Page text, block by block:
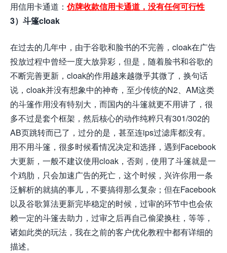
用信用卡通道： 仿牌收款信用卡通道，没有任何可行性
3）斗篷cloak
在过去的几年中，由于谷歌和脸书的不完善，cloak在广告
投放过程中曾经一度大放异彩，但是，随着脸书和谷歌的
不断完善更新，cloak的作用越来越微乎其微了，换句话
说，cloak并没有想象中的神奇，至少传统的N2、AM这类
的斗篷作用没有特别大，而国内的斗篷就更不用讲了，很
多不过是套个框架，然后核心的动作纯粹只有301/302的
AB页跳转而已了，过分的是，甚至连ips过滤库都没有。
用不用斗篷，很多时候看情况决定和选择，遇到Facebook
大更新，一般不建议使用cloak，否则，使用了斗篷就是一
个鸡肋，只会加速广告的死亡，这个时候，兴许你用一条
泛解析的就搞的事儿，不要搞得那么复杂；但在Facebook
以及谷歌算法更新完毕稳定的时候，过审的环节中也会依
赖一定的斗篷去助力，过审之后再自己偷梁换柱，等等，
诸如此类的玩法，我在之前的客户优化教程中都有详细的
描述。